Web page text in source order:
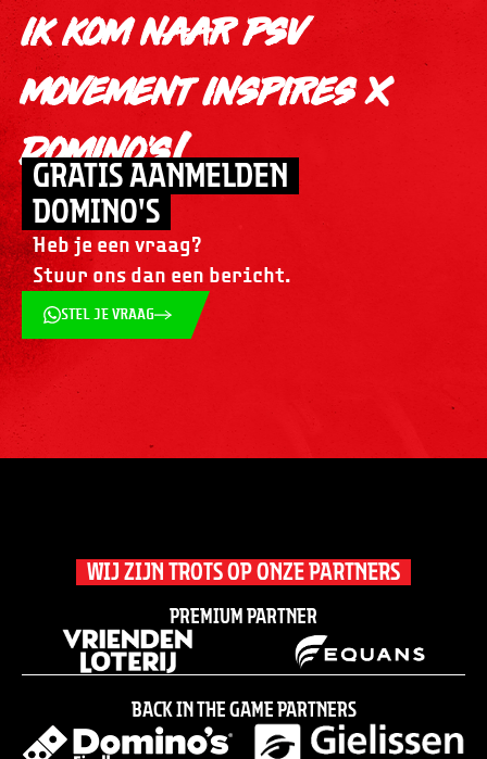
ik kom naar psv
movement inspires x
domino's!
GRATIS AANMELDEN
DOMINO'S
Heb je een vraag?
Stuur ons dan een bericht.
STEL JE VRAAG
WIJ ZIJN TROTS OP ONZE PARTNERS
Premium partner
Back in the game partners